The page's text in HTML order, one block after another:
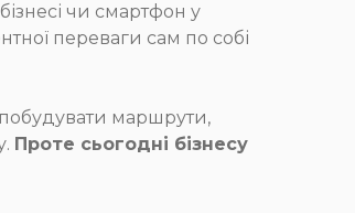
чи смартфон у
переваги сам по собі
маршрути,
Проте сьогодні бізнесу